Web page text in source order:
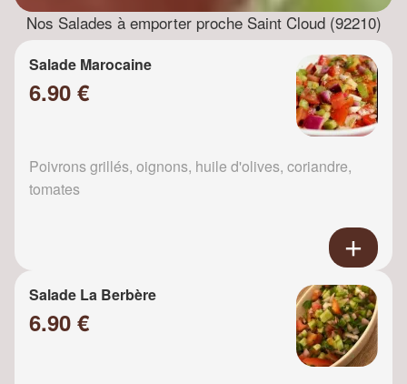
Nos Salades à emporter proche Saint Cloud (92210)
Salade Marocaine
6.90 €
Poivrons grillés, oignons, huile d'olives, coriandre,
tomates
Salade La Berbère
6.90 €